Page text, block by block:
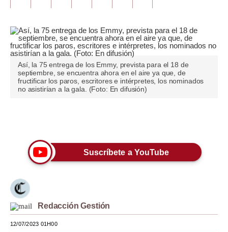
Opinión
Editorial
Pregunta de hoy
Lujo
Viajes
Moda
Estilos
Mundo
Así, la 75 entrega de los Emmy, prevista para el 18 de
septiembre, se encuentra ahora en el aire ya que, de
fructificar los paros, escritores e intérpretes, los nominados
no asistirían a la gala. (Foto: En difusión)
Suscríbete a YouTube
Redacción Gestión
12/07/2023 01H00